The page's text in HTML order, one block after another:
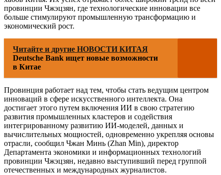
провинции Чжэцзян, где технологические инновации все
больше стимулируют промышленную трансформацию и
экономический рост.
Читайте и другие НОВОСТИ КИТАЯ
Deutsche Bank ищет новые возможности
в Китае
Провинция работает над тем, чтобы стать ведущим центром
инноваций в сфере искусственного интеллекта. Она
достигает этого путем включения ИИ в свою стратегию
развития промышленных кластеров и содействия
интегрированному развитию ИИ-моделей, данных и
вычислительных мощностей, одновременно укрепляя основы
отрасли, сообщил Чжан Минь (Zhan Min), директор
Департамента экономики и информационных технологий
провинции Чжэцзян, недавно выступивший перед группой
отечественных и международных журналистов.